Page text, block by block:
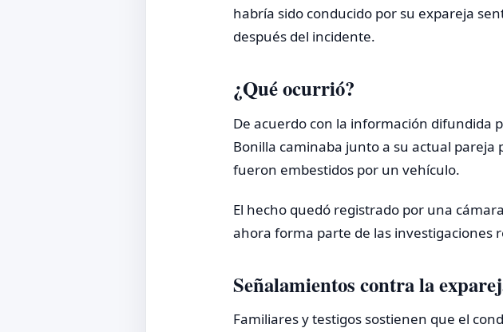
habría sido conducido por su expareja
después del incidente.
¿Qué ocurrió?
De acuerdo con la información difundida
Bonilla caminaba junto a su actual pareja
fueron embestidos por un vehículo.
El hecho quedó registrado por una
ahora forma parte de las investigaciones
Señalamientos contra la
Familiares y testigos sostienen que el